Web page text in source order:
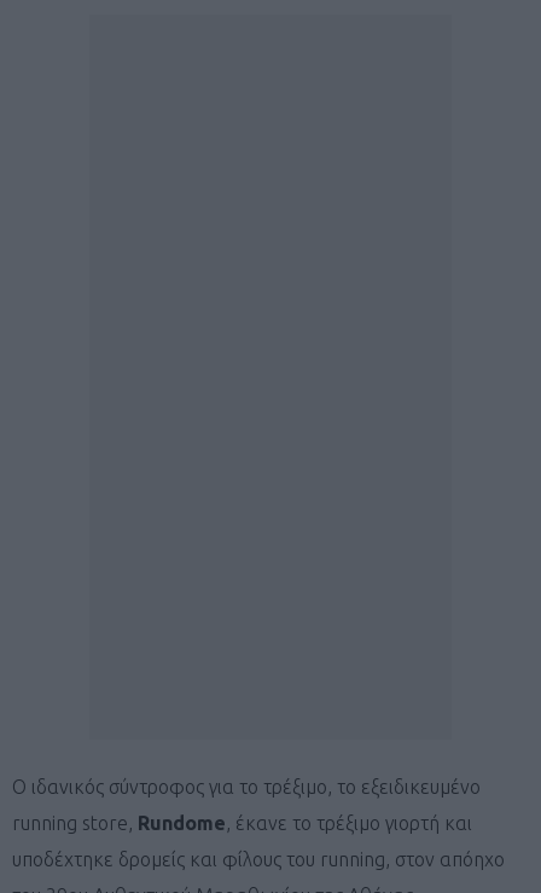
Ο ιδανικός σύντροφος για το τρέξιμο, το εξειδικευμένο
running store, Rundome, έκανε το τρέξιμο γιορτή και
υποδέχτηκε δρομείς και φίλους του running, στον απόηχο